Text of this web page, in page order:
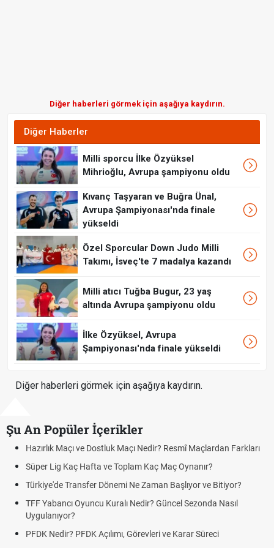
Diğer haberleri görmek için aşağıya kaydırın.
Diğer Haberler
Milli sporcu İlke Özyüksel
Mihrioğlu, Avrupa şampiyonu oldu
Kıvanç Taşyaran ve Buğra Ünal,
Avrupa Şampiyonası'nda finale
yükseldi
Özel Sporcular Down Judo Milli
Takımı, İsveç'te 7 madalya kazandı
Milli atıcı Tuğba Bugur, 23 yaş
altında Avrupa şampiyonu oldu
İlke Özyüksel, Avrupa
Şampiyonası'nda finale yükseldi
Diğer haberleri görmek için aşağıya kaydırın.
Şu An Popüler İçerikler
Farkları
ve Bitiyor?
Nasıl
Süreci
Puan Durumunda AG, OM ve Diğer
Skor Ne Demek? Sporda Skor ve Sonuç
Futbol Nasıl Oynanır? Temel Futbol Kuralları
Deplasman Golü Kuralı Nedir? Hangi
DGS Sonuçları Ne Zaman Açıklanacak 2026?